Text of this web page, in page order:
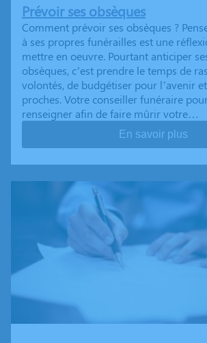
Prévoir ses obsèques
Comment prévoir ses obsèques ?
à ses propres funérailles est une
mettre en oeuvre. Pourtant anticiper
obsèques, c’est prendre le temps de
volontés, de budgétiser pour l’avenir
proches. Votre conseiller funéraire
renseigner afin de faire mûrir votre…
En savoir plus